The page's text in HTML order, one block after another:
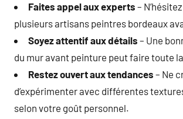
Faites appel aux experts –
plusieurs artisans peintres bordeaux
Soyez attentif aux détails – Une
du mur avant peinture peut faire toute
Restez ouvert aux tendances – Ne
d’expérimenter avec différentes
selon votre goût personnel.